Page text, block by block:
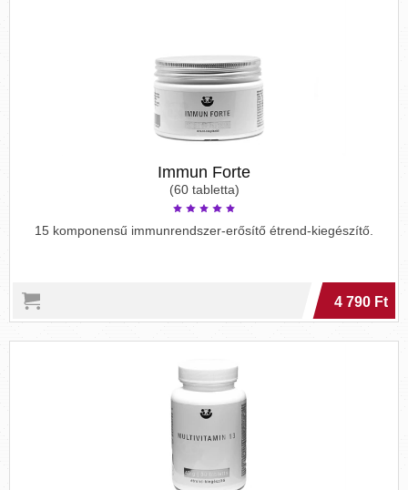
Immun Forte
(60 tabletta)
15 komponensű immunrendszer-erősítő étrend-kiegészítő.
4 790 Ft